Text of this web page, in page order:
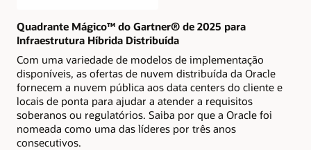
Quadrante Mágico™ do Gartner® de 2025 para
Infraestrutura Híbrida Distribuída
Com uma variedade de modelos de implementação
disponíveis, as ofertas de nuvem distribuída da Oracle
fornecem a nuvem pública aos data centers do cliente e
locais de ponta para ajudar a atender a requisitos
soberanos ou regulatórios. Saiba por que a Oracle foi
nomeada como uma das líderes por três anos
consecutivos.